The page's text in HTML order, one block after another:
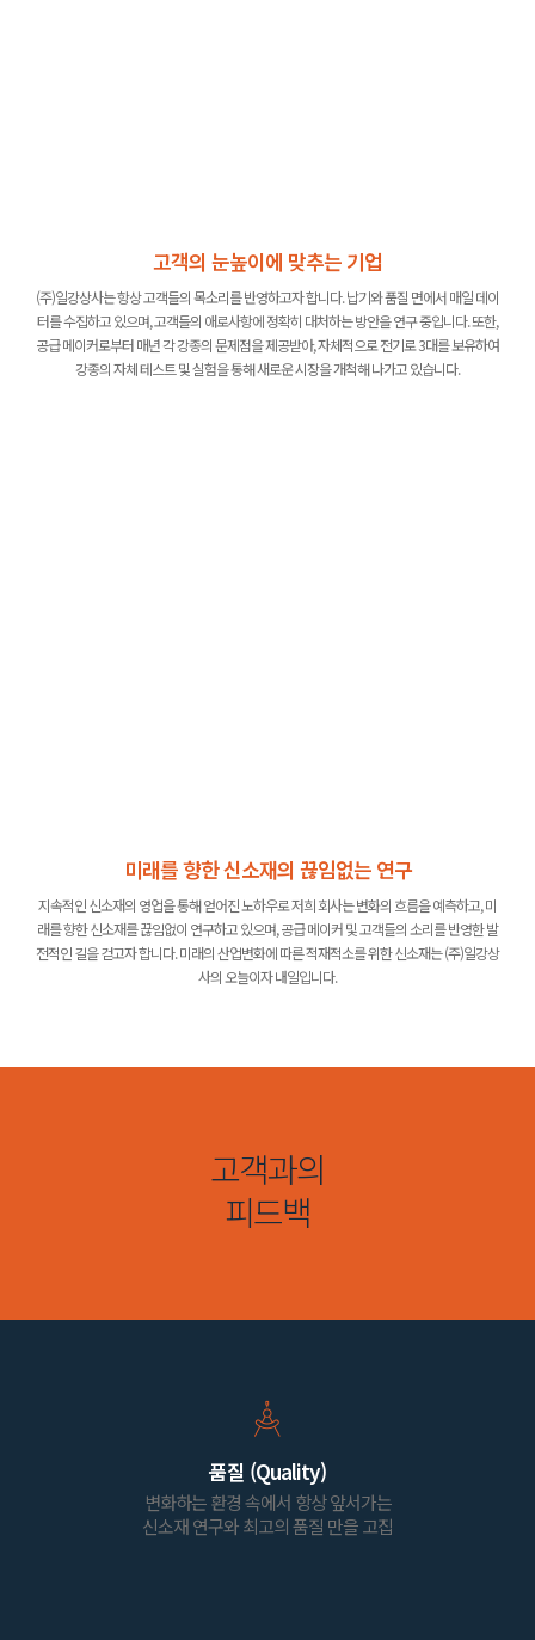
고객의 눈높이에 맞추는 기업
(주)일강상사는 항상 고객들의 목소리를 반영하고자 합니다. 납기와 품질 면에서 매일 데이
터를 수집하고 있으며, 고객들의 애로사항에 정확히 대처하는 방안을 연구 중입니다. 또한,
공급 메이커로부터 매년 각 강종의 문제점을 제공받아, 자체적으로 전기로 3대를 보유하여
강종의 자체 테스트 및 실험을 통해 새로운 시장을 개척해 나가고 있습니다.
미래를 향한 신소재의 끊임없는 연구
지속적인 신소재의 영업을 통해 얻어진 노하우로 저희 회사는 변화의 흐름을 예측하고, 미
래를 향한 신소재를 끊임없이 연구하고 있으며, 공급 메이커 및 고객들의 소리를 반영한 발
전적인 길을 걷고자 합니다. 미래의 산업변화에 따른 적재적소를 위한 신소재는 (주)일강상
사의 오늘이자 내일입니다.
고객과의
피드백
품질 (Quality)
변화하는 환경 속에서 항상 앞서가는
신소재 연구와 최고의 품질 만을 고집